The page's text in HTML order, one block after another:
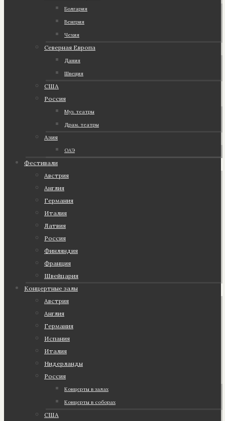
Болгария
Венгрия
Чехия
Северная Европа
Дания
Швеция
США
Россия
Муз. театры
Драм. театры
Азия
ОАЭ
Фестивали
Австрия
Англия
Германия
Италия
Латвия
Россия
Финляндия
Франция
Швейцария
Концертные залы
Австрия
Англия
Германия
Испания
Италия
Нидерланды
Россия
Концерты в залах
Концерты в соборах
США